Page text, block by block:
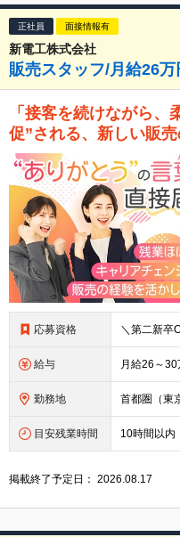
正社員 面接情報有
新電工株式会社
販売スタッフ/月給26
「接客を続けながら
促”される、新しい販売
応募資格
給与
勤務地
目安残業時間 10時間以内
掲載終了予定日：2026.08.17